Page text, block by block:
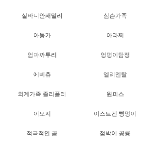
실바니안패밀리 심슨가족
아둥가 아라찌
엄마까투리 엉덩이탐정
에비츄 엘리멘탈
외계가족 졸리폴리 원피스
이모지 이스트켄 빵멍이
적극적인 곰 점박이 공룡